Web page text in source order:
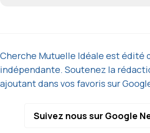
Cherche Mutuelle Idéale est édité
indépendante. Soutenez la
ajoutant dans vos favoris sur
Suivez nous sur Google